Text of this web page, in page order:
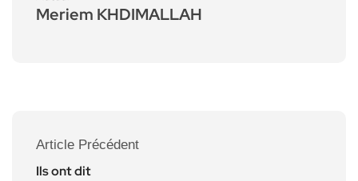
Meriem KHDIMALLAH
Article Précédent
Ils ont dit